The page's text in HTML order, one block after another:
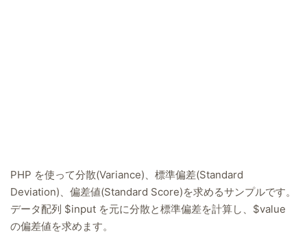
PHP を使って分散(Variance)、標準偏差(Standard
Deviation)、偏差値(Standard Score)を求めるサンプルです。
データ配列 $input を元に分散と標準偏差を計算し、$value
の偏差値を求めます。